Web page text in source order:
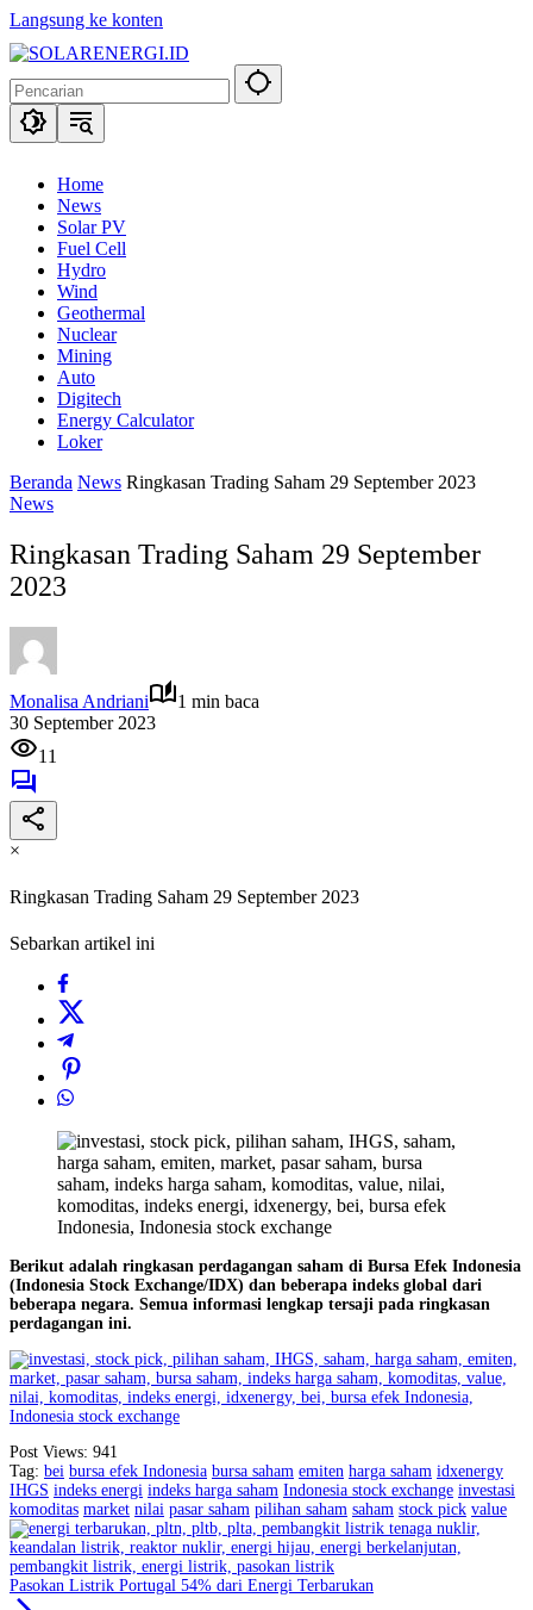
Langsung ke konten
Home
News
Solar PV
Fuel Cell
Hydro
Wind
Geothermal
Nuclear
Mining
Auto
Digitech
Energy Calculator
Loker
Beranda News Ringkasan Trading Saham 29 September 2023
News
Ringkasan Trading Saham 29 September
2023
Monalisa Andriani
1 min baca
30 September 2023
11
×
Ringkasan Trading Saham 29 September 2023
Sebarkan artikel ini
Berikut adalah ringkasan perdagangan saham di Bursa Efek Indonesia
(Indonesia Stock Exchange/IDX) dan beberapa indeks global dari
beberapa negara. Semua informasi lengkap tersaji pada ringkasan
perdagangan ini.
Post Views: 941
Tag: bei bursa efek Indonesia bursa saham emiten harga saham idxenergy
IHGS indeks energi indeks harga saham Indonesia stock exchange investasi
komoditas market nilai pasar saham pilihan saham saham stock pick value
Pasokan Listrik Portugal 54% dari Energi Terbarukan